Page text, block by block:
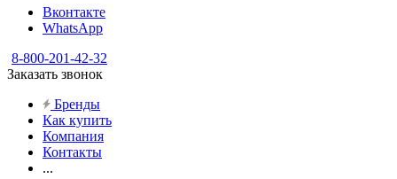
Вконтакте
WhatsApp
8-800-201-42-32
Заказать звонок
Бренды
Как купить
Компания
Контакты
...